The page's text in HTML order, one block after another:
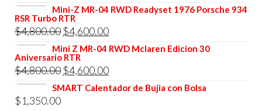
precio
original
era:
$4,800.00.
precio
es:
$4,600.00.
Mini-Z MR-04 RWD Readyset 1976 Porsche 934
RSR Turbo RTR
$4,800.00 El
precio
original
era:
$4,800.00.
$4,600.00El
precio
es:
$4,600.00.
Mini Z MR-04 RWD Mclaren Edicion 30
Aniversario RTR
$4,800.00 El
precio
$4,600.00El
precio
SMART Calentador de Bujia con Bolsa
$1,350.00